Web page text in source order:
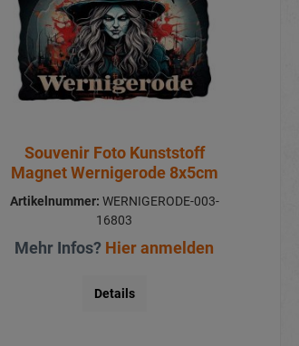
Souvenir Foto Kunststoff
Magnet Wernigerode 8x5cm
Artikelnummer: WERNIGERODE-003-
16803
Mehr Infos? Hier anmelden
Details